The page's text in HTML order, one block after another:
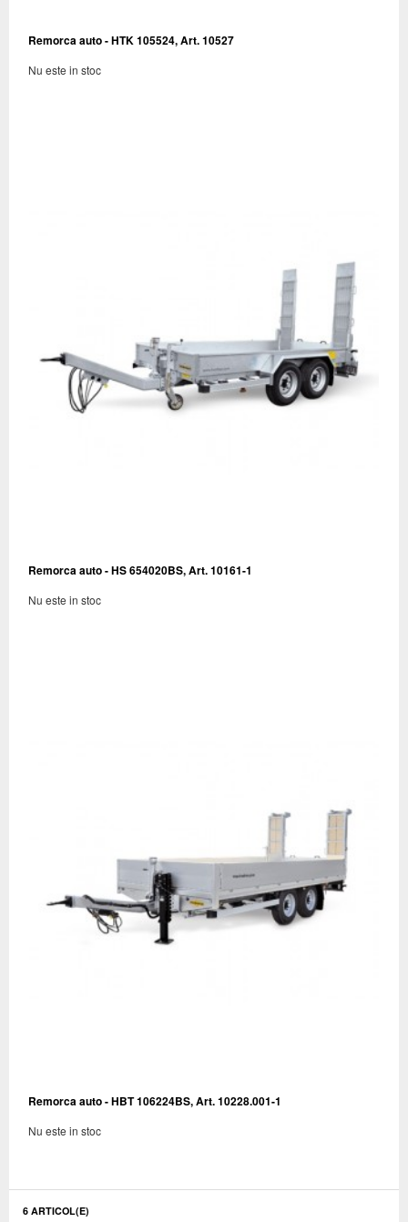
Remorca auto - HTK 105524, Art. 10527
Nu este in stoc
Remorca auto - HS 654020BS, Art. 10161-1
Nu este in stoc
Remorca auto - HBT 106224BS, Art. 10228.001-1
Nu este in stoc
6 ARTICOL(E)